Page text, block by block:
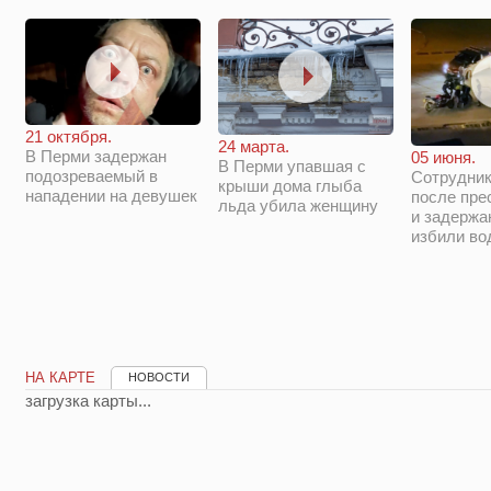
21 октября.
В Перми задержан
подозреваемый в
нападении на девушек
24 марта.
В Перми упавшая с
крыши дома глыба
льда убила женщину
05 июня.
после
и
избили
НА КАРТЕ НОВОСТИ
загрузка карты...